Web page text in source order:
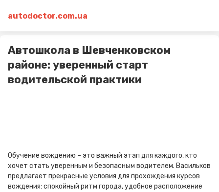
autodoctor.com.ua
Автошкола в Шевченковском
районе: уверенный старт
водительской практики
Обучение вождению – это важный этап для каждого, кто
хочет стать уверенным и безопасным водителем. Васильков
предлагает прекрасные условия для прохождения курсов
вождения: спокойный ритм города, удобное расположение